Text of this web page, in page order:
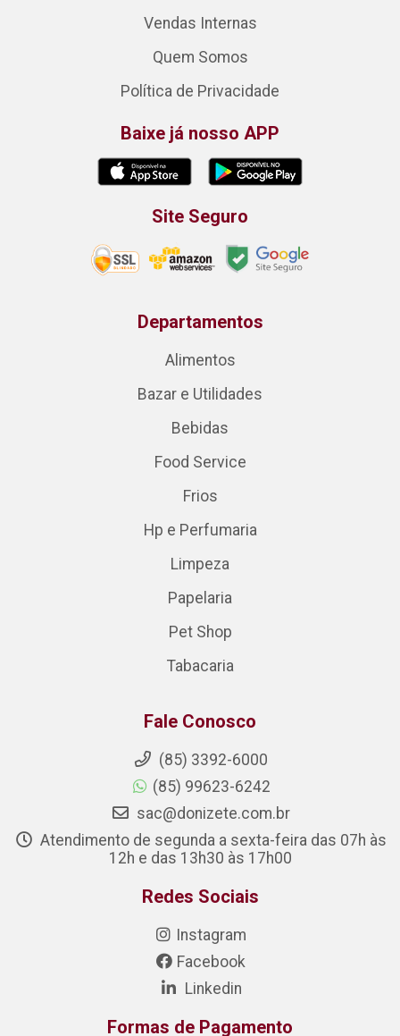
Vendas Internas
Quem Somos
Política de Privacidade
Baixe já nosso APP
Site Seguro
Departamentos
Alimentos
Bazar e Utilidades
Bebidas
Food Service
Frios
Hp e Perfumaria
Limpeza
Papelaria
Pet Shop
Tabacaria
Fale Conosco
(85) 3392-6000
(85) 99623-6242
sac@donizete.com.br
Atendimento de segunda a sexta-feira das 07h às
12h e das 13h30 às 17h00
Redes Sociais
Instagram
Facebook
Linkedin
Formas de Pagamento